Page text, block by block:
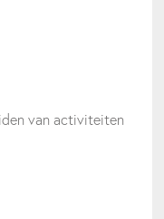
van activiteiten